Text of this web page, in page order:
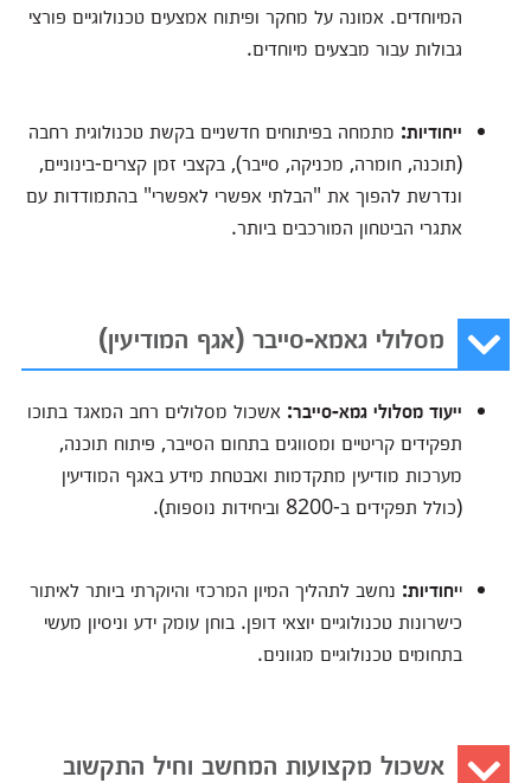
המיוחדים. אמונה על מחקר ופיתוח אמצעים טכנולוגיים פורצי
גבולות עבור מבצעים מיוחדים.
ייחודיות: מתמחה בפיתוחים חדשניים בקשת טכנולוגית רחבה
(תוכנה, חומרה, מכניקה, סייבר), בקצבי זמן קצרים-בינוניים,
ונדרשת להפוך את "הבלתי אפשרי לאפשרי" בהתמודדות עם
אתגרי הביטחון המורכבים ביותר.
מסלולי גאמא-סייבר (אגף המודיעין)
ייעוד מסלולי גמא-סייבר: אשכול מסלולים רחב המאגד בתוכו
תפקידים קריטיים ומסווגים בתחום הסייבר, פיתוח תוכנה,
מערכות מודיעין מתקדמות ואבטחת מידע באגף המודיעין
(כולל תפקידים ב-8200 וביחידות נוספות).
ייחודיות: נחשב לתהליך המיון המרכזי והיוקרתי ביותר לאיתור
כישרונות טכנולוגיים יוצאי דופן. בוחן עומק ידע וניסיון מעשי
בתחומים טכנולוגיים מגוונים.
אשכול מקצועות המחשב וחיל התקשוב